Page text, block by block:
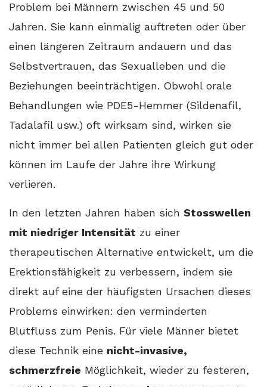
Problem bei Männern zwischen 45 und 50
Jahren. Sie kann einmalig auftreten oder über
einen längeren Zeitraum andauern und das
Selbstvertrauen, das Sexualleben und die
Beziehungen beeinträchtigen. Obwohl orale
Behandlungen wie PDE5-Hemmer (Sildenafil,
Tadalafil usw.) oft wirksam sind, wirken sie
nicht immer bei allen Patienten gleich gut oder
können im Laufe der Jahre ihre Wirkung
verlieren.
In den letzten Jahren haben sich Stosswellen
mit niedriger Intensität zu einer
therapeutischen Alternative entwickelt, um die
Erektionsfähigkeit zu verbessern, indem sie
direkt auf eine der häufigsten Ursachen dieses
Problems einwirken: den verminderten
Blutfluss zum Penis. Für viele Männer bietet
diese Technik eine nicht-invasive,
schmerzfreie Möglichkeit, wieder zu festeren,